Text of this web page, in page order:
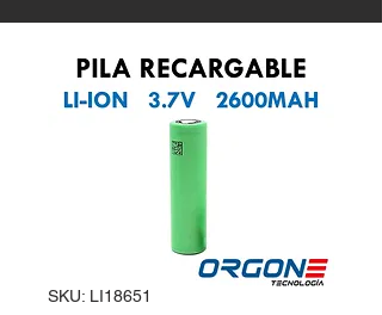
SKU: LI18651